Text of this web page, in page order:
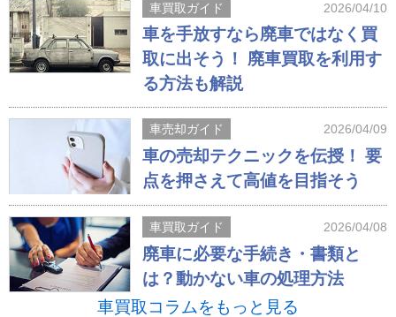
車買取ガイド 2026/04/10
車を手放すなら廃車ではなく買
取に出そう！ 廃車買取を利用す
る方法も解説
車売却ガイド 2026/04/09
車の売却テクニックを伝授！ 要
点を押さえて高値を目指そう
車買取ガイド 2026/04/08
廃車に必要な手続き・書類と
は？動かない車の処理方法
車買取コラムをもっと見る